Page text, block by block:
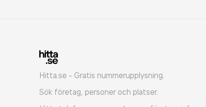
Hitta.se - Gratis nummerupplysning.
Sök företag, personer och platser.